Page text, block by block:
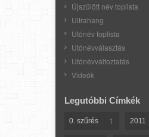
Újszülött név toplista
Ultrahang
Utónév toplista
Utónévválasztás
Utónévváltoztatás
Videók
Legutóbbi Címkék
0. szűrés 1 2011